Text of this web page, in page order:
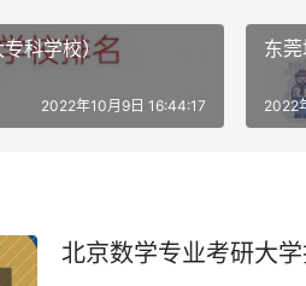
科学校）
2022年10月9日 16:44:17
东
2022
北京数学专业考研大